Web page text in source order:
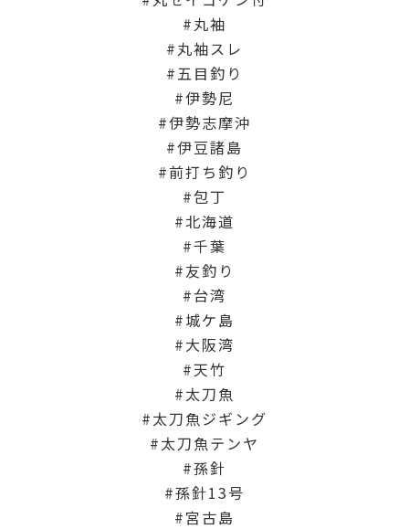
丸袖
丸袖スレ
五目釣り
伊勢尼
伊勢志摩沖
伊豆諸島
前打ち釣り
包丁
北海道
千葉
友釣り
台湾
城ケ島
大阪湾
天竹
太刀魚
太刀魚ジギング
太刀魚テンヤ
孫針
孫針13号
宮古島